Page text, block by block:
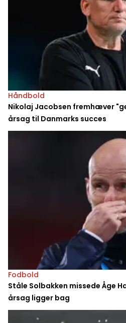
Håndbold
Nikolaj Jacobsen fremhæver
årsag til Danmarks succes
Fodbold
Ståle Solbakken missede Åge
årsag ligger bag